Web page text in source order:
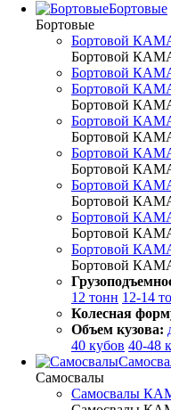
Бортовые
Бортовые
Бортовой
Бортовой
Бортовой
Бортовой
Бортовой
Бортовой
Бортовой
Бортовой
Бортовой
Бортовой
Бортовой
Бортовой
Бортовой
Бортовой
Бортовой
12 тонн 12-14
Колесная
Объем кузова:
40 кубов 40-48
Самосвалы
Самосвалы